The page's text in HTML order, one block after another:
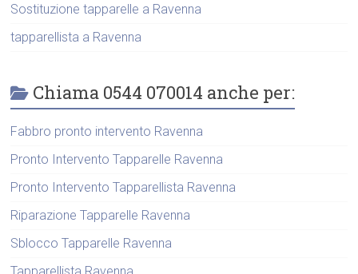
Sostituzione tapparelle a Ravenna
tapparellista a Ravenna
Chiama 0544 070014 anche per:
Fabbro pronto intervento Ravenna
Pronto Intervento Tapparelle Ravenna
Pronto Intervento Tapparellista Ravenna
Riparazione Tapparelle Ravenna
Sblocco Tapparelle Ravenna
Tapparellista Ravenna